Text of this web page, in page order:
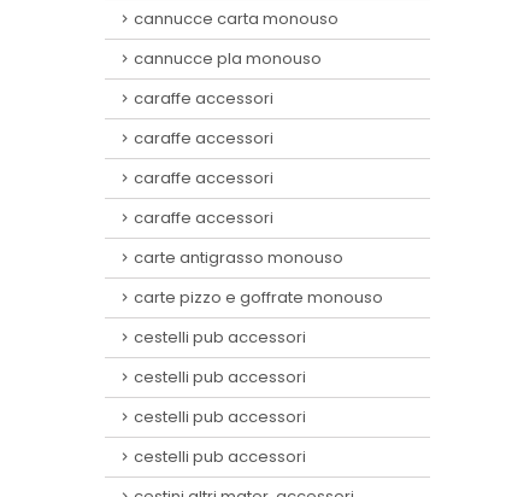
cannucce carta monouso
cannucce pla monouso
caraffe accessori
caraffe accessori
caraffe accessori
caraffe accessori
carte antigrasso monouso
carte pizzo e goffrate monouso
cestelli pub accessori
cestelli pub accessori
cestelli pub accessori
cestelli pub accessori